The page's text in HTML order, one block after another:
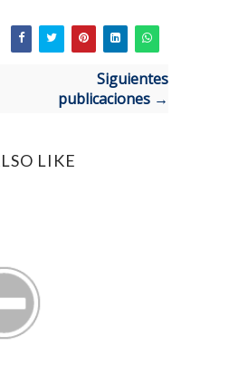
Siguientes
publicaciones →
LIKE